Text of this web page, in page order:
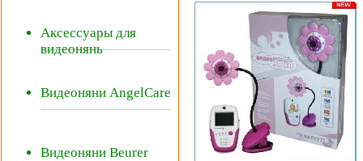
Аксессуары для
видеонянь
Видеоняни AngelCare
Видеоняни Beurer